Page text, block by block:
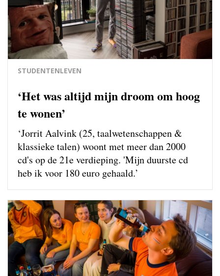
STUDENTENLEVEN
‘Het was altijd mijn droom om hoog
te wonen’
‘Jorrit Aalvink (25, taalwetenschappen &
klassieke talen) woont met meer dan 2000
cd's op de 21e verdieping. 'Mijn duurste cd
heb ik voor 180 euro gehaald.’